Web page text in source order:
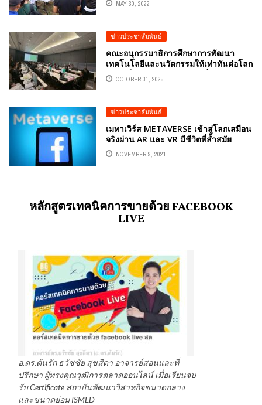
MAY 30, 2022
ข่าวประชาสัมพันธ์
คณะอนุกรรมาธิการศึกษาการพัฒนา
เทคโนโลยีและนวัตกรรมให้เท่าทันต่อโลก
ดิจิทัล ในคณะกรรมการการสื่อสาร
โทรคมนาคม และดิจิทัลเพื่อเศรษฐกิจและ
บัญญัติสินทรัพย์ดิจิทัล
OCTOBER 31, 2025
ข่าวประชาสัมพันธ์
เมทาเวิร์ส METAVERSE เข้าสู่โลกเสมือน
จริงผ่าน AR และ VR มีชีวิตที่ล้ำสมัย
NOVEMBER 9, 2021
หลักสูตรเทคนิคการขายด้วย FACEBOOK
LIVE
อ.ดร.ต้นรัก ธวัชชัย สุขสีดา อาจารย์สอนและที่
ปรึกษา ผู้ทรงคุณวุฒิการตลาดออนไลน์ เมื่อเรียนจบ
รับ Certificate สถาบันพัฒนาวิสาหกิจขนาดกลาง
และขนาดย่อม ISMED